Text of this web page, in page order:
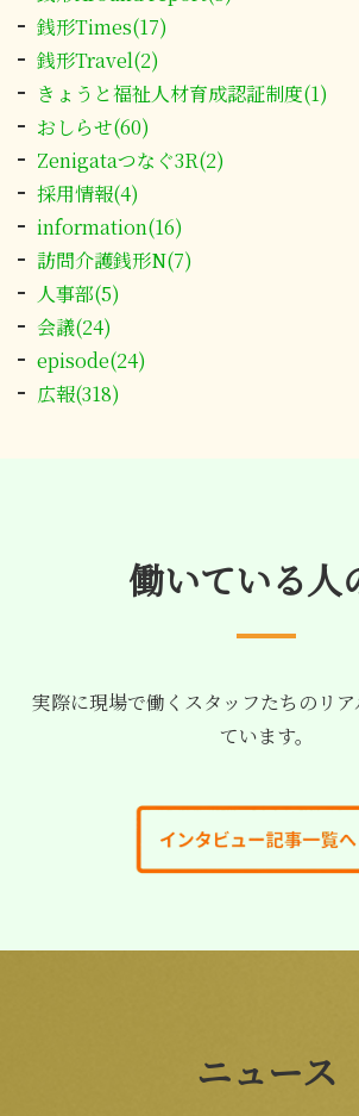
銭形Times(17)
銭形Travel(2)
きょうと福祉人材育成認証制度(1)
おしらせ(60)
Zenigataつなぐ3R(2)
採用情報(4)
information(16)
訪問介護銭形N(7)
人事部(5)
会議(24)
episode(24)
広報(318)
働いている人
実際に現場で働くスタッフたちのリ
ています。
ニュース